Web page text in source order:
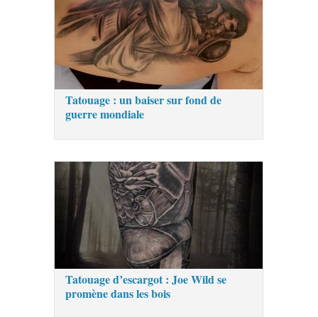
Tatouage : un baiser sur fond de
guerre mondiale
Tatouage d’escargot : Joe Wild se
promène dans les bois